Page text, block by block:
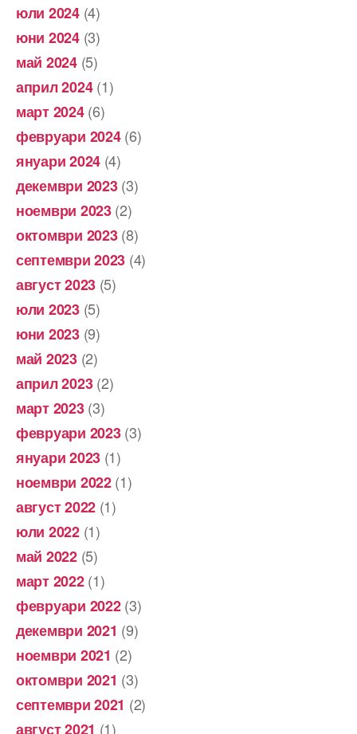
юли 2024(4)
юни 2024(3)
май 2024(5)
април 2024(1)
март 2024(6)
февруари 2024(6)
януари 2024 (4)
декември 2023(3)
ноември 2023(2)
октомври 2023(8)
септември 2023 (4)
август 2023 (5)
юли 2023(5)
юни 2023(9)
май 2023(2)
април 2023(2)
март 2023(3)
февруари 2023(3)
януари 2023 (1)
ноември 2022(1)
август 2022 (1)
юли 2022(1)
май 2022(5)
март 2022(1)
февруари 2022(3)
декември 2021 (9)
ноември 2021 (2)
октомври 2021 (3)
септември 2021 (2)
август 2021 (1)